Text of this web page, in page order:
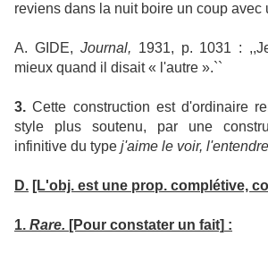
reviens dans la nuit boire un coup avec
A. GIDE, Journal, 1931, p. 1031 :
mieux quand il disait « l'autre ».``
3. Cette construction est d'ordinaire
style plus soutenu, par une
infinitive du type j'aime le voir, l'entendre
D. [L'obj. est une prop. complétive,
1. Rare. [Pour constater un fait] :